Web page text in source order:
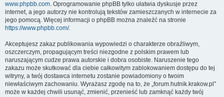
www.phpbb.com. Oprogramowanie phpBB tylko ułatwia dyskusje przez
internet, a jego autorzy nie kontrolują tekstów zamieszczanych w internecie za
jego pomocą. Więcej informacji o phpBB można znaleźć na stronie
https://www.phpbb.com/.
Akceptujesz zakaz publikowania wypowiedzi o charakterze obraźliwym,
oszczerczym, propagującym treści niezgodne z polskim prawem lub
naruszającym cudze prawa autorskie i dobra osobiste. Naruszenie tego
zakazu może skutkować dla ciebie całkowitym zablokowaniem dostępu do tej
witryny, a twój dostawca internetu zostanie powiadomiony o twoim
niewłaściwym zachowaniu. Wyrażasz zgodę na to, że „forum.hutnik.krakow.pl”
może w każdej chwili usunąć, zmienić, przenieść lub zamknąć każdy twój